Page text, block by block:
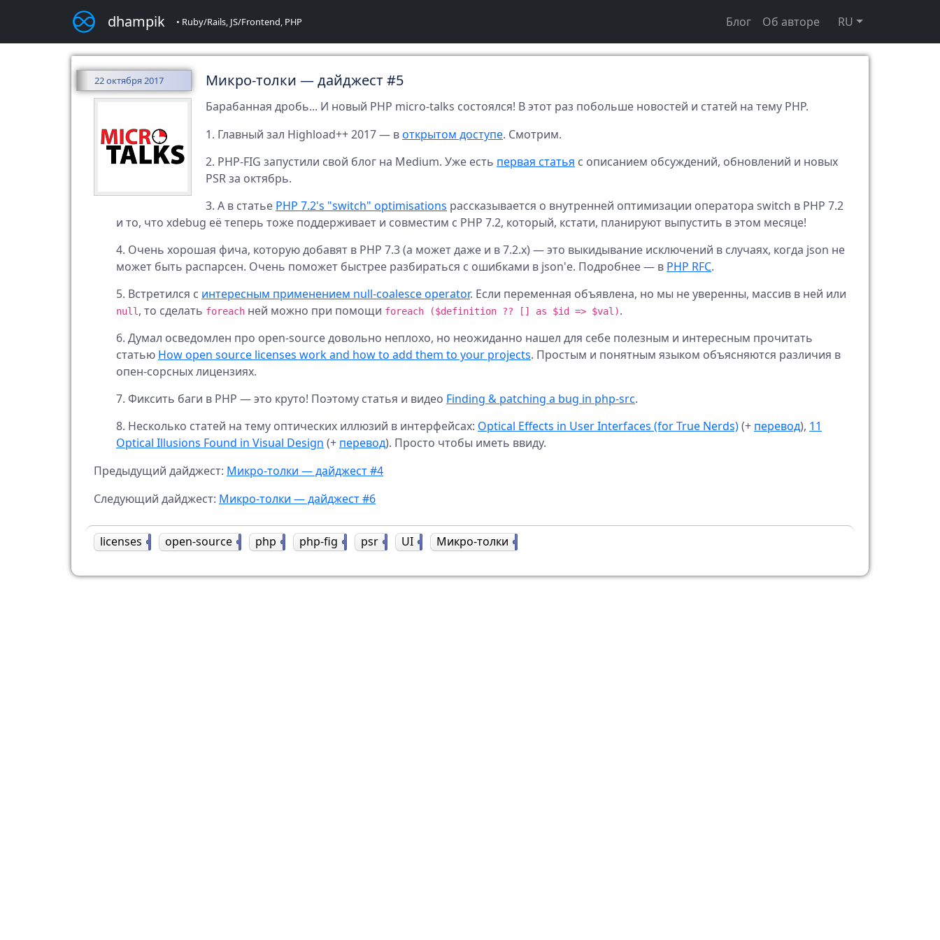
dhampik • Ruby/Rails, JS/Frontend, PHP Блог Об авторе RU
22 октября 2017 Микро-толки — дайджест #5
Барабанная дробь... И новый PHP micro-talks состоялся! В этот раз побольше новостей и статей на тему PHP.
Главный зал Highload++ 2017 — воткрытом доступе. Смотрим.
PHP-FIG запустили свой блог на Medium. Уже есть первая статья с описанием обсуждений, обновлений и новых
PSR за октябрь.
А в статье PHP 7.2's "switch" optimisations рассказывается о внутренней оптимизации оператора switch в PHP 7.2
и то, что xdebug её теперь тоже поддерживает и совместим с PHP 7.2, который, кстати, планируют выпустить в этом месяце!
Очень хорошая фича, которую добавят в PHP 7.3 (а может даже и в 7.2.x) — это выкидывание исключений в случаях, когда json не
может быть распарсен. Очень поможет быстрее разбираться с ошибками в json'е. Подробнее — в PHP RFC.
Встретился с интересным применением null-coalesce operator. Если переменная объявлена, но мы не уверенны, массив в ней или
null , то сделать foreach ней можно при помощи foreach ($definition ?? [] as $id => $val).
Думал осведомлен про open-source довольно неплохо, но неожиданно нашел для себе полезным и интересным прочитать
статью How open source licenses work and how to add them to your projects. Простым и понятным языком объясняются различия в
опен-сорсных лицензиях.
Фиксить баги в PHP — это круто! Поэтому статья и видео Finding & patching a bug in php-src.
Несколько статей на тему оптических иллюзий в интерфейсах: Optical Effects in User Interfaces (for True Nerds)(+ перевод), 11
Optical Illusions Found in Visual Design (+ перевод). Просто чтобы иметь ввиду.
Предыдущий дайджест: Микро-толки — дайджест #4
Следующий дайджест: Микро-толки — дайджест #6
licenses open-source php 15 php-fig psr UI Микро-толки